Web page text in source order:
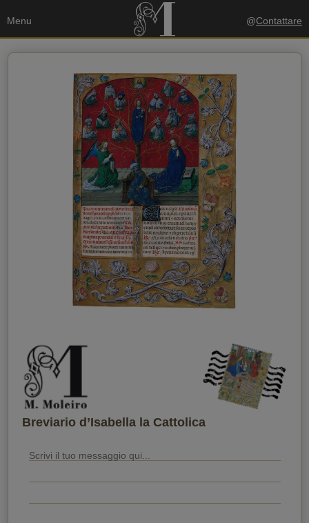
Menu @Contattare
Breviario d’Isabella la Cattolica
I tuoi dati
Invia una copia alla mia email
Accetto la
politica sulla privacy
Dati del destinatario
Quando vuoi che lo riceva?